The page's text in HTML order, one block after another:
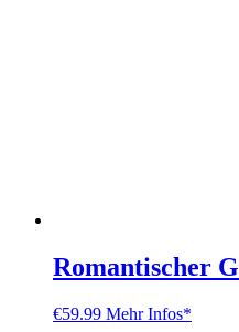
Romantischer
€59.99 Mehr Infos*